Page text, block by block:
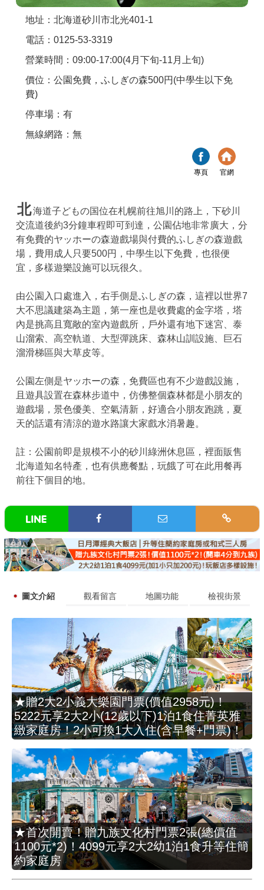
地址：北海道砂川市北光401-1
電話：0125-53-3319
營業時間：09:00-17:00(4月下旬-11月上旬)
價位：公園免費，ふしぎの森500円(中學生以下免
費)
停車場：有
無線網路：無
專頁 官網
北海道子どもの国位在札幌前往旭川的路上，下砂川
交流道後約3分鐘車程即可到達，公園佔地非常廣大，分
有免費的ヤッホーの森遊戲場與付費的ふしぎの森遊戲
場，費用成人只要500円，中學生以下免費，也很便
宜，多樣遊樂設施可以玩很久。
由公園入口處進入，右手側是ふしぎの森，這裡以世界7
大不思議建築為主題，第一座也是收費處的金字塔，塔
內是挑高且寬敞的室內遊戲所，戶外還有地下迷宮、泰
山溜索、高空軌道、大型彈跳床、森林山訓設施、巨石
溜滑梯區與大草皮等。
公園左側是ヤッホーの森，免費區也有不少遊戲設施，
且遊具設置在森林步道中，仿佛整個森林都是小朋友的
遊戲場，景色優美、空氣清新，好適合小朋友跑跳，夏
天的話還有清涼的遊水路讓大家戲水消暑趣。
註：公園前即是規模不小的砂川綠洲休息區，裡面販售
北海道知名特產，也有供應餐點，玩餓了可在此用餐再
前往下個目的地。
圖文介紹 觀看留言 地圖功能 檢視街景
★贈2大2小義大樂園門票(價值2958元)！
5222元享2大2小(12歲以下)1泊1食住菁英雅
緻家庭房！2小可換1大入住(含早餐+門票)！
★首次開賣！贈九族文化村門票2張(總價值
1100元*2)！4099元享2大2幼1泊1食升等住簡
約家庭房